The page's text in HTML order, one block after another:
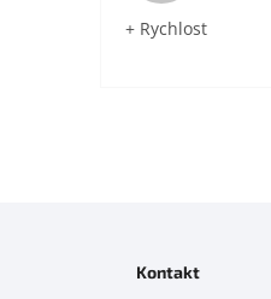
+ Rychlost
Kontakt